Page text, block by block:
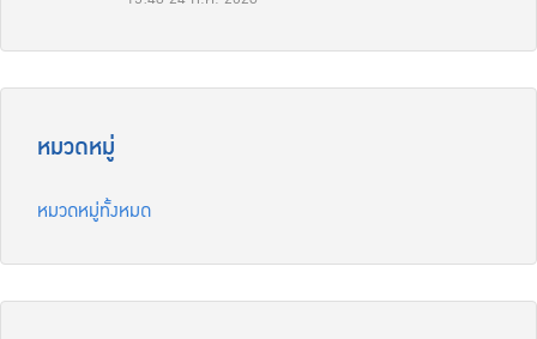
หมวดหมู่
หมวดหมู่ทั้งหมด